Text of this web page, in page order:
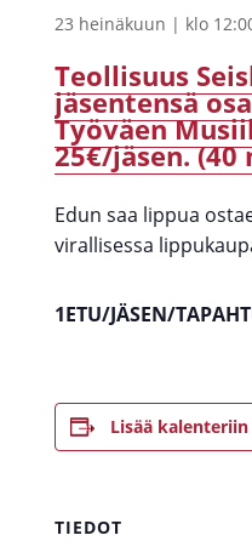
23 heinäkuun | klo
Teollisuus
jäsentensä
Työväen
25€/jäsen.
Edun saa lippua
virallisessa
1ETU/JÄSEN/
Lisää kalenteriin
TIEDOT